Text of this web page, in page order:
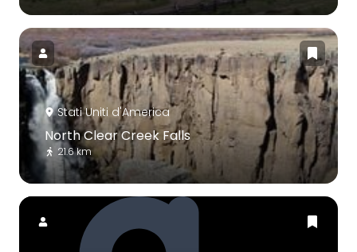
Stati Uniti d'America
North Clear Creek Falls
21.6 km